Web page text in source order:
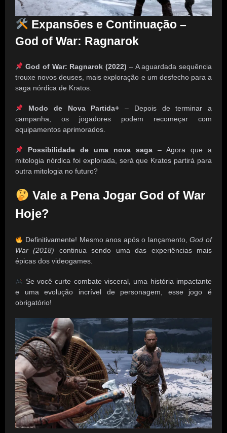
Expansões e Continuação –
God of War: Ragnarok
God of War: Ragnarok (2022) – A aguardada sequência
trouxe novos deuses, mais exploração e um desfecho para a
saga nórdica de Kratos.
Modo de Nova Partida+ – Depois de terminar a
campanha, os jogadores podem recomeçar com
equipamentos aprimorados.
Possibilidade de uma nova saga – Agora que a
mitologia nórdica foi explorada, será que Kratos partirá para
outra mitologia no futuro?
Vale a Pena Jogar God of War
Hoje?
Definitivamente! Mesmo anos após o lançamento,God of
War (2018) continua sendo uma das experiências mais
épicas dos videogames.
Se você curte combate visceral, uma história impactante
e uma evolução incrível de personagem, esse jogo é
obrigatório!